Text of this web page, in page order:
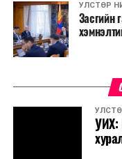
УЛСТӨР
Засгийн
УИХ: